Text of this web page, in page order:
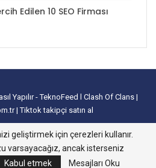
Edilen 10 SEO Firması
Yapılır - TeknoFeed Clash Of Clans |
|Tiktok takipçi satın al
paketleri
İnstagram Türk Takipçi Satın
hilesi excel tablo oluşturma
nasıl yapılır
geliştirmek için çerezleri kullanır.
varsayacağız, ancak isterseniz
Kabul etmek Mesajları Oku